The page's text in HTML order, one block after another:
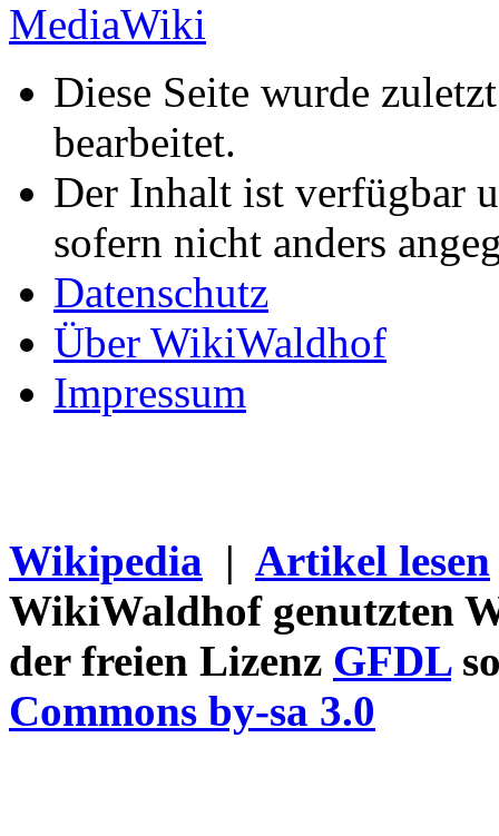
Diese Seite wurde
bearbeitet.
Der Inhalt ist verfügbar
sofern nicht anders
Datenschutz
Über WikiWaldhof
Impressum
Wikipedia | Artikel lesen
WikiWaldhof genutzten
der freien Lizenz GFDL
Commons by-sa 3.0